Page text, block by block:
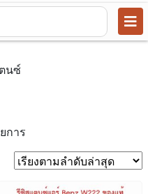
นซ์
การ
by
latest